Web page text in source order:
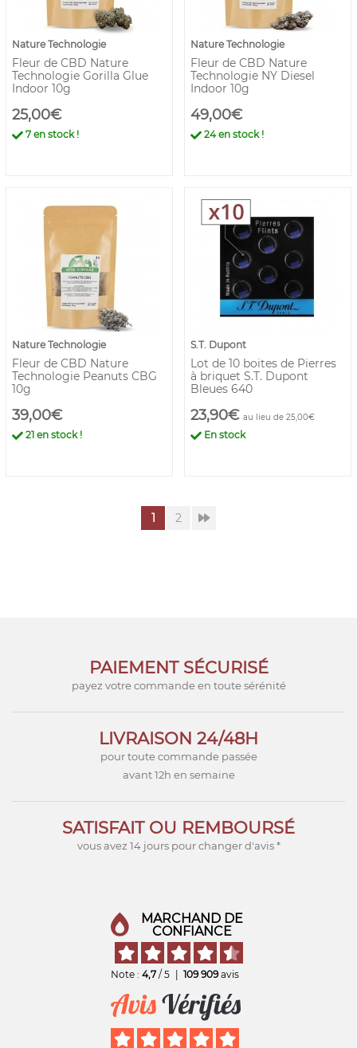
Nature Technologie
Fleur de CBD Nature
Technologie Gorilla Glue
Indoor 10g
25,00€
7 en stock !
Nature Technologie
Fleur de CBD Nature
Technologie NY Diesel
Indoor 10g
49,00€
24en stock !
Nature Technologie
Fleur de CBD Nature
Technologie Peanuts CBG
10g
39,00€
21 en stock !
S.T. Dupont
Lot de 10 boites de Pierres
à briquet S.T. Dupont
Bleues 640
23,90€ au lieu de 25,00€
En stock
1 2
PAIEMENT SÉCURISÉ
payez votre commande en toute sérénité
LIVRAISON 24/48H
pour toute commande passée
avant 12h en semaine
SATISFAIT OU REMBOURSÉ
vous avez 14 jours pour changer d'avis *
MARCHAND DE
CONFIANCE
Note : 4,7 / 5 109 909avis